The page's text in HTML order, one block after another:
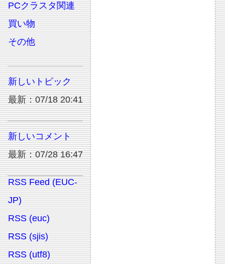
PCクラスタ関連
買い物
その他
新しいトピック
最新：07/18 20:41
新しいコメント
最新：07/28 16:47
RSS Feed (EUC-
JP)
RSS (euc)
RSS (sjis)
RSS (utf8)